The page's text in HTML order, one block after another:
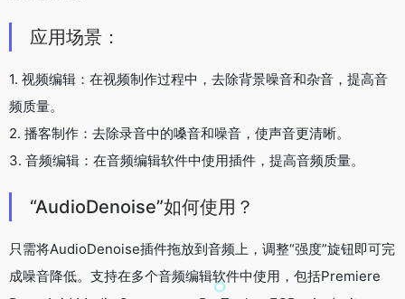
应用场景：
1. 视频编辑：在视频制作过程中，去除背景噪音和杂音，提高音
频质量。
2. 播客制作：去除录音中的嗓音和噪音，使声音更清晰。
3. 音频编辑：在音频编辑软件中使用插件，提高音频质量。
“AudioDenoise”如何使用？
只需将AudioDenoise插件拖放到音频上，调整“强度”旋钮即可完
成噪音降低。支持在多个音频编辑软件中使用，包括Premiere